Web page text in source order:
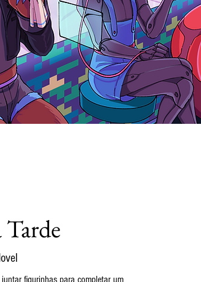
figurinhas para completar um